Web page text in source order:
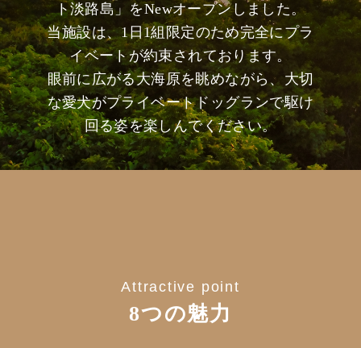
ト淡路島」をNewオープンしました。
当施設は、1日1組限定のため完全にプラ
イベートが約束されております。
眼前に広がる大海原を眺めながら、大切
な愛犬がプライベートドッグランで駆け
回る姿を楽しんでください。
Attractive point
8つの魅力